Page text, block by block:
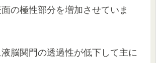
の極性部分を増加させていま
脳関門の透過性が低下して主に